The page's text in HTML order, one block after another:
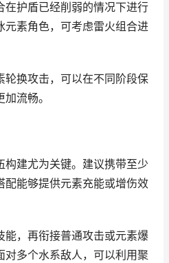
在护盾已经削弱的情况下进行
元素角色，可考虑雷火组合进
轮换攻击，可以在不同阶段保
流畅。
建尤为关键。建议携带至少
配能够提供元素充能或增伤效
能，再衔接普通攻击或元素爆
多个水系敌人，可以利用聚